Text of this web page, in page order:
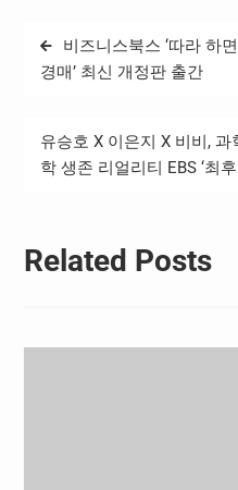
34% 감소했다. 지역별 매출
은 한국 2,283억 원, 아시아
글
탐
비즈니스북스 ‘따라 하
경매’ 최신 개정판 출간
유승호 X 이은지 X 비비,
학 생존 리얼리티 EBS ‘최
Related Posts